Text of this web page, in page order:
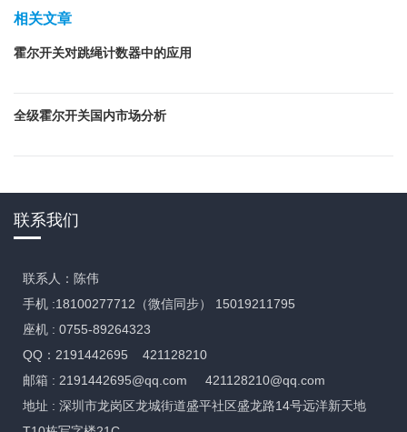
相关文章
霍尔开关对跳绳计数器中的应用
全级霍尔开关国内市场分析
联系我们
联系人：陈伟
手机 :18100277712（微信同步） 15019211795
座机 : 0755-89264323
QQ：2191442695 421128210
邮箱 : 2191442695@qq.com 421128210@qq.com
地址 : 深圳市龙岗区龙城街道盛平社区盛龙路14号远洋新天地